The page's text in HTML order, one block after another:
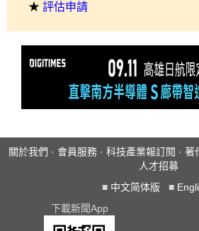
★ 評估申請
關於我們 · 會員服務 · 科技產業報訂閱 · 著
人才招募
■ 中文简体版 ■
下載新聞App